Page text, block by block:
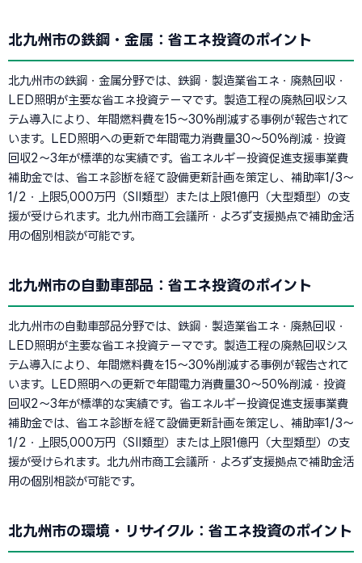
北九州市の鉄鋼・金属：省エネ投資のポイント
北九州市の鉄鋼・金属分野では、鉄鋼・製造業省エネ・廃熱回収・
LED照明が主要な省エネ投資テーマです。製造工程の廃熱回収シス
テム導入により、年間燃料費を15〜30%削減する事例が報告されて
います。LED照明への更新で年間電力消費量30〜50%削減・投資
回収2〜3年が標準的な実績です。省エネルギー投資促進支援事業費
補助金では、省エネ診断を経て設備更新計画を策定し、補助率1/3〜
1/2・上限5,000万円（SII類型）または上限1億円（大型類型）の支
援が受けられます。北九州市商工会議所・よろず支援拠点で補助金活
用の個別相談が可能です。
北九州市の自動車部品：省エネ投資のポイント
北九州市の自動車部品分野では、鉄鋼・製造業省エネ・廃熱回収・
LED照明が主要な省エネ投資テーマです。製造工程の廃熱回収シス
テム導入により、年間燃料費を15〜30%削減する事例が報告されて
います。LED照明への更新で年間電力消費量30〜50%削減・投資
回収2〜3年が標準的な実績です。省エネルギー投資促進支援事業費
補助金では、省エネ診断を経て設備更新計画を策定し、補助率1/3〜
1/2・上限5,000万円（SII類型）または上限1億円（大型類型）の支
援が受けられます。北九州市商工会議所・よろず支援拠点で補助金活
用の個別相談が可能です。
北九州市の環境・リサイクル：省エネ投資のポイント